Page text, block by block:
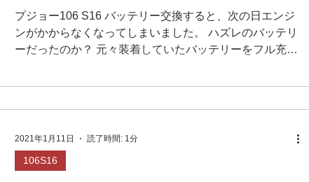
プジョー106 S16 バッテリー交換すると、次の日エンジ
ンがかからなくなってしまいました。 ハズレのバッテリ
ーだったのか？ 元々装着していたバッテリーをフル充電
106S16
2021年1月11日 読了時間: 1分